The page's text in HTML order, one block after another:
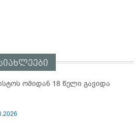
ომიდან 18 წელი გავიდა